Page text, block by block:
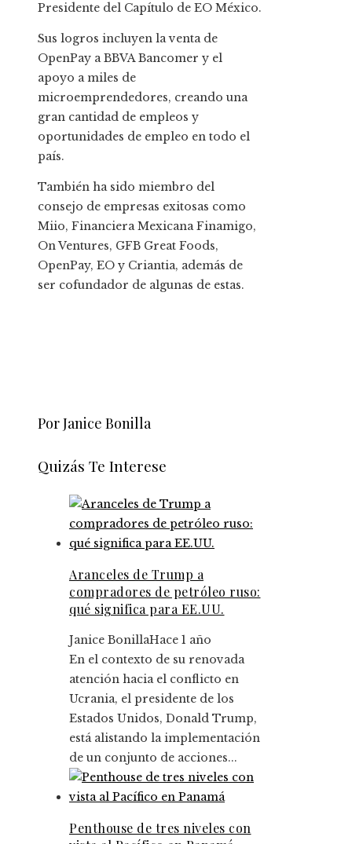
Presidente del Capítulo de EO México.
Sus logros incluyen la venta de
OpenPay a BBVA Bancomer y el
apoyo a miles de
microemprendedores, creando una
gran cantidad de empleos y
oportunidades de empleo en todo el
país.
También ha sido miembro del
consejo de empresas exitosas como
Miio, Financiera Mexicana Finamigo,
On Ventures, GFB Great Foods,
OpenPay, EO y Criantia, además de
ser cofundador de algunas de estas.
Por Janice Bonilla
Quizás Te Interese
Aranceles de Trump a
compradores de petróleo ruso:
qué significa para EE.UU.
Janice BonillaHace 1 año
En el contexto de su renovada
atención hacia el conflicto en
Ucrania, el presidente de los
Estados Unidos, Donald Trump,
está alistando la implementación
de un conjunto de acciones...
Penthouse de tres niveles con